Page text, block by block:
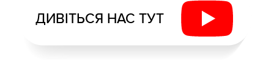
ДИВІТЬСЯ НАС ТУТ